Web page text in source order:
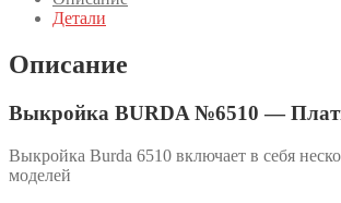
Детали
Описание
Выкройка BURDA №6510 —
Выкройка Burda 6510 включает в себя
моделей